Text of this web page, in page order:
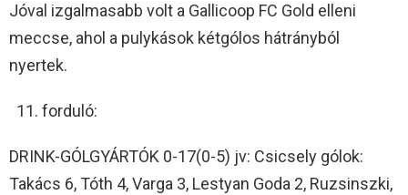
Jóval izgalmasabb volt a Gallicoop FC Gold elleni
meccse, ahol a pulykások kétgólos hátrányból
nyertek.
forduló:
DRINK-GÓLGYÁRTÓK 0-17(0-5) jv: Csicsely gólok:
Takács 6, Tóth 4, Varga 3, Lestyan Goda 2, Ruzsinszki,